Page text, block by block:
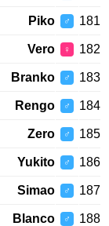
♂
Piko
♀
Vero
♂
Branko
♂
Rengo
♂
Zero
♂
Yukito
♂
Simao
♂
Blanco